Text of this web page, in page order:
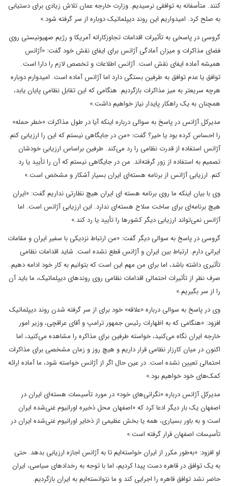
کنند. متأسفانه به توافقی نرسیدیم. وزارت خارجه عمان تلاش زیادی برای دستیابی
به صلح کرد. امیدواریم این روند دیپلماتیک دوباره از سر گرفته شود.»
گروسی در پاسخی به تأثیرات اقدامات تجاوزکارانه آمریکا و رژیم صهیونیستی روی
فضای مذاکرات و میزان آمادگی آژانس برای ایفای نقش خود گفت: «آژانس
همیشه آماده ایفای نقش است. آژانس اطلاعات و تخصص لازم را دارا است.
توافق یا عدم توافق به طرفین بستگی دارد اما آژانس آماده است. امیدوارم دوباره
هرچه سریعتر به میز مذاکرات بازگردیم. هنگامی که این تقابل نظامی پایان یابد،
همچنان به یک راهکار پایدار نیاز خواهیم داشت.»
مدیرکل آژانس در پاسخ به سوالی درباره اینکه آیا در طول مذاکرات «خطر حمله»
را احساس کرده بود یا خیر؟ گفت: «من در جایگاهی نیستم که این را ارزیابی کنم.
آژانس استفاده از قدرت نظامی را رد می‌کند. طرفین براساس ارزیابی خودشان
تصمیم به استفاده از زور گرفته‌اند. من در جایگاهی نیستم که آن را تأیید یا رد
کنم. ارزیابی آژانس از برنامه هسته‌ای ایران بسیار آشکار و مشخص است.»
وی با بیان اینکه ما روی برنامه هسته ای ایران هیچ نظارتی نداریم گفت: «ایران
هیچ برنامه‌ای برای ساخت سلاح هسته‌ای ندارد. این ارزیابی آژانس است. اما
آژانس نمی‌تواند ارزیابی دیگر کشورها را تأیید یا رد کند.»
گروسی در پاسخ به سوالی دیگر گفت: «من ارتباط نزدیکی با سفیر ایران و مقامات
ایرانی دارم. ارتباط بین ایران و آژانس قطع نشده است. شاید اقدامات نظامی
تأثیری داشته باشد، اما برای من مهم این است که بتوانیم به کار خود ادامه دهیم.
صرف نظر از تأثیرات احتمالی اقدامات نظامی روی روندهای دیپلماتیک، ما باید آن‌
را از سر بگیریم.»
وی در پاسخ به سوالی درباره «علاقه» خود برای از سر گرفته شدن روند دیپلماتیک
افزود: «هنگامی که به اظهارات رئیس جمهور ترامپ و آقای عراقچی، وزیر امور
خارجه ایران نگاه می‌کنید، خواسته طرفین برای مذاکره را مشاهده می‌کنید، اما
اکنون در میان کارزار نظامی قرار داریم و هیچ روز و زمان مشخصی برای مذاکرات
احتمالی تعیین نشده است. در عین حال اگر از آژانس خواسته شود، ما آماده ارائه
کمک‌های خود خواهیم بود.»
مدیرکل آژانس درباره «نگرانی‌های خود» در مورد تأسیسات هسته‌ای ایران در
اصفهان یک بار دیگر ادعا کرد که «اصفهان محل ذخیره اورانیوم غنی‌شده ایران
است و به باور بسیاری، همه یا بخش عظیمی از ذخایر اورانیوم غنی‌شده ایران در
تأسیسات اصفهان قرار گرفته است.»
او افزود: «به‌طور مکرر از ایران خواسته‌ایم تا به آژانس اجازه ارزیابی بدهد. حتی
به یک توافق در قاهره دست پیدا کردیم، اما با توجه به رخدادهای سیاسی، ایران
حاضر نشد توافق قاهره را اجرایی کند و ما نتوانسته‌ایم به ایران بازگردیم.